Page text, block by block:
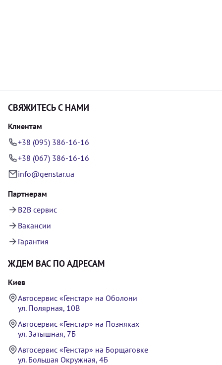
СВЯЖИТЕСЬ С НАМИ
Клиентам
+38 (095) 386-16-16
+38 (067) 386-16-16
info@genstar.ua
Партнерам
B2B сервис
Вакансии
Гарантия
ЖДЕМ ВАС ПО АДРЕСАМ
Киев
Автосервис «Генстар» на Оболони
ул. Полярная, 10В
Автосервис «Генстар» на Позняках
ул. Затышная, 7Б
Автосервис «Генстар» на Борщаговке
ул. Большая Окружная, 4Б